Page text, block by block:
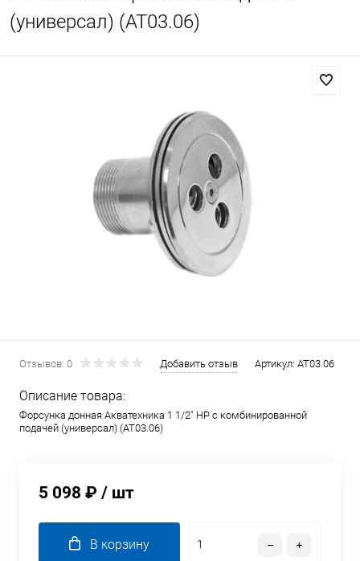
(универсал) (AT03.06)
Отзывов: 0 Добавить отзыв Артикул: AT03.06
Описание товара:
Форсунка донная Акватехника 1 1/2" НР с комбинированной
подачей (универсал) (AT03.06)
5 098 ₽ / шт
В корзину